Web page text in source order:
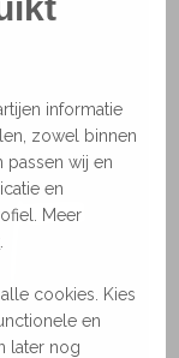
informatie
zowel binnen
passen wij en
en
Meer
cookies. Kies
en
later nog